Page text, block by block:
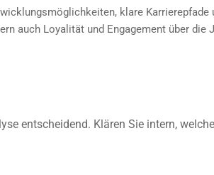
klare
auch Loyalität und Engagement über die
entscheidend. Klären Sie intern,